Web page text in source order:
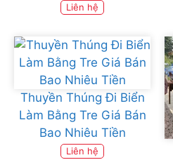
Liên hệ
Thuyền Thúng Đi Biển
Làm Bằng Tre Giá Bán
Bao Nhiêu Tiền
Liên hệ